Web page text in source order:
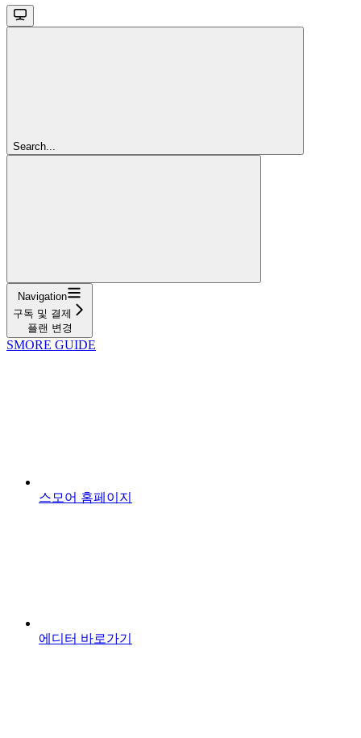
Search...
Navigation
구독 및 결제
플랜 변경
SMORE GUIDE
스모어 홈페이지
에디터 바로가기